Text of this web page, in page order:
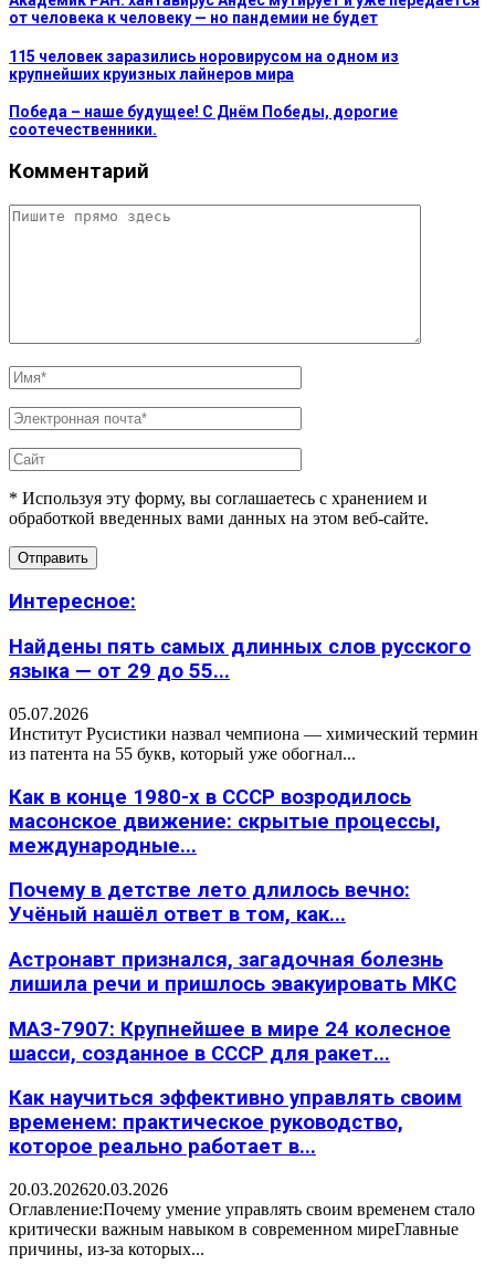
от человека к человеку — но пандемии не будет
115 человек заразились норовирусом на одном из
крупнейших круизных лайнеров мира
Победа – наше будущее! С Днём Победы, дорогие
соотечественники.
Комментарий
* Используя эту форму, вы соглашаетесь с хранением и
обработкой введенных вами данных на этом веб-сайте.
Интересное:
Найдены пять самых длинных слов русского
языка — от 29 до 55...
05.07.2026
Институт Русистики назвал чемпиона — химический термин
из патента на 55 букв, который уже обогнал...
Как в конце 1980-х в СССР возродилось
масонское движение: скрытые процессы,
международные...
Почему в детстве лето длилось вечно:
Учёный нашёл ответ в том, как...
Астронавт признался, загадочная болезнь
лишила речи и пришлось эвакуировать МКС
МАЗ-7907: Крупнейшее в мире 24 колесное
шасси, созданное в СССР для ракет...
Как научиться эффективно управлять своим
временем: практическое руководство,
которое реально работает в...
20.03.202620.03.2026
Оглавление:Почему умение управлять своим временем стало
критически важным навыком в современном миреГлавные
причины, из-за которых...